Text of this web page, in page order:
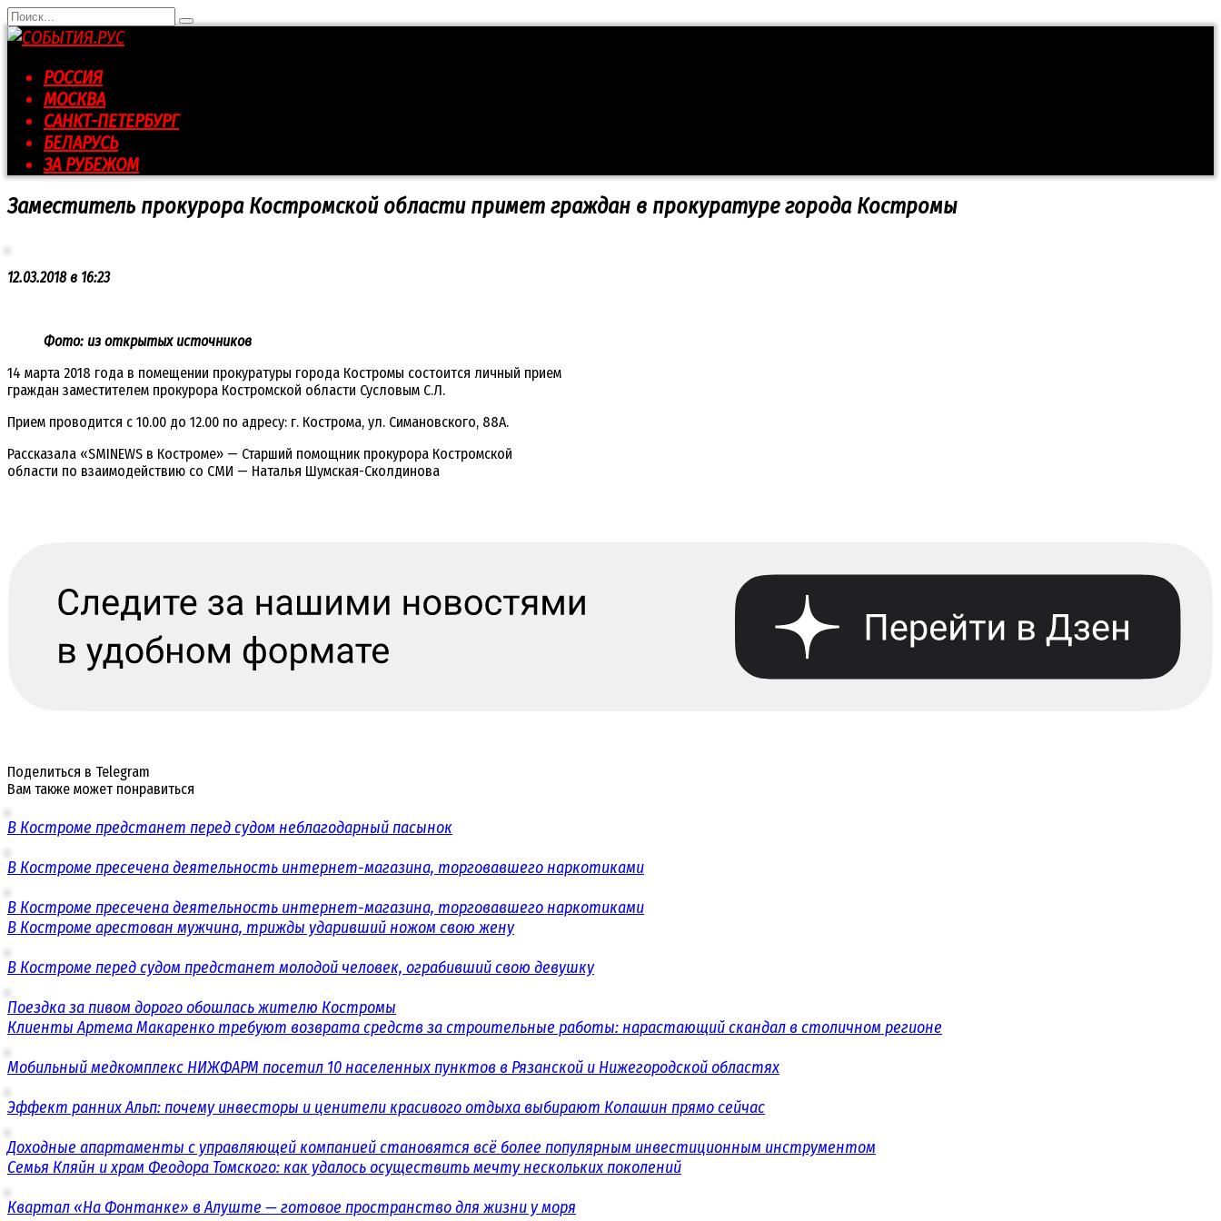
Перейти
к
контенту
Search
for:
РОССИЯ
МОСКВА
САНКТ-ПЕТЕРБУРГ
БЕЛАРУСЬ
ЗА РУБЕЖОМ
Заместитель прокурора Костромской области примет граждан в прокуратуре города Костромы
12.03.2018 в 16:23
Фото: из открытых источников
14 марта 2018 года в помещении прокуратуры города Костромы состоится личный прием
граждан заместителем прокурора Костромской области Сусловым С.Л.
Прием проводится с 10.00 до 12.00 по адресу: г. Кострома, ул. Симановского, 88А.
Рассказала «SMINEWS в Костроме» — Старший помощник прокурора Костромской
области по взаимодействию со СМИ — Наталья Шумская-Сколдинова
Поделиться в Telegram
Вам также может понравиться
В Костроме предстанет перед судом неблагодарный пасынок
В Костроме пресечена деятельность интернет-магазина, торговавшего наркотиками
В Костроме пресечена деятельность интернет-магазина, торговавшего наркотиками
В Костроме арестован мужчина, трижды ударивший ножом свою жену
В Костроме перед судом предстанет молодой человек, ограбивший свою девушку
Поездка за пивом дорого обошлась жителю Костромы
Клиенты Артема Макаренко требуют возврата средств за строительные работы: нарастающий скандал в столичном регионе
Мобильный медкомплекс НИЖФАРМ посетил 10 населенных пунктов в Рязанской и Нижегородской областях
Эффект ранних Альп: почему инвесторы и ценители красивого отдыха выбирают Колашин прямо сейчас
Доходные апартаменты с управляющей компанией становятся всё более популярным инвестиционным инструментом
Семья Кляйн и храм Феодора Томского: как удалось осуществить мечту нескольких поколений
Квартал «На Фонтанке» в Алуште — готовое пространство для жизни у моря